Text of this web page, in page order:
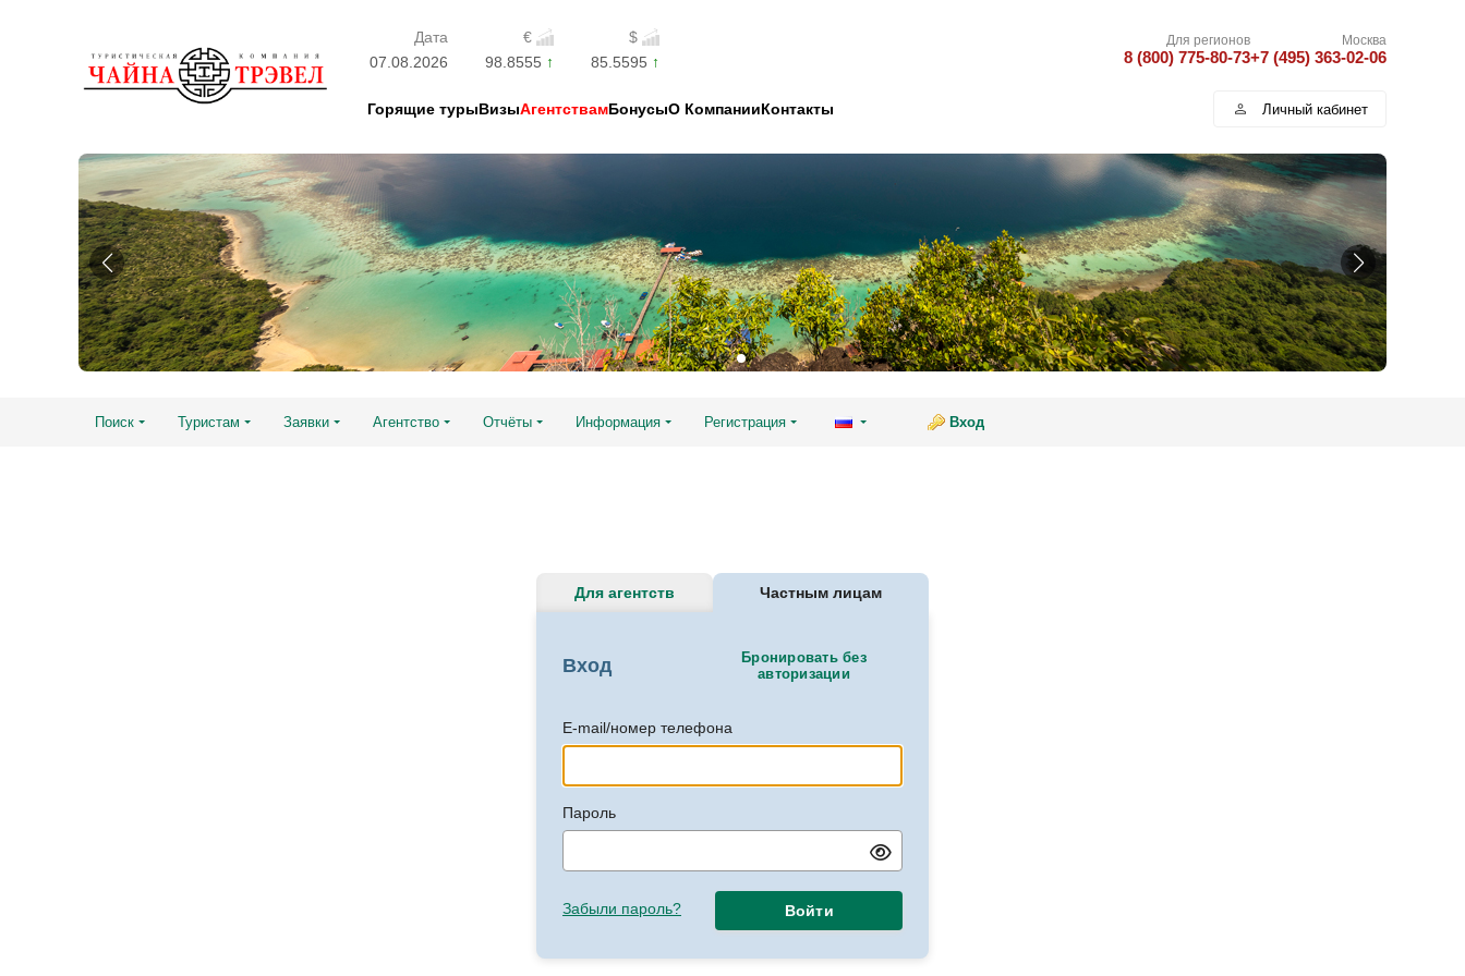
Дата €
$
07.08.2026
98.8555 85.5595
Для регионов
8 (800) 775-80-73
Москва
+7 (495) 363-02-06
Горящие турыВизыАгентствамБонусыО КомпанииКонтакты Личный кабинет
Поиск Туристам Заявки Агентство Отчёты Информация Регистрация Вход
Частным лицам
Для агентств
Вход
Бронировать без
авторизации
E-mail/номер телефона
Пароль
Забыли пароль? Войти